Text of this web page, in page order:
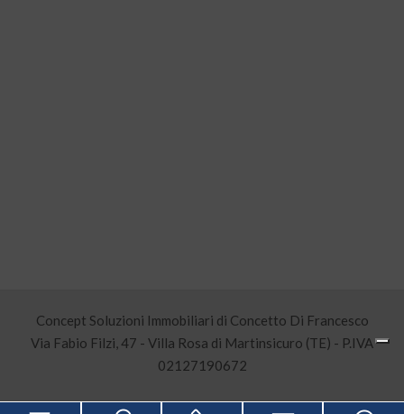
Concept Soluzioni Immobiliari di Concetto Di Francesco
Via Fabio Filzi, 47 - Villa Rosa di Martinsicuro (TE) - P.IVA
02127190672